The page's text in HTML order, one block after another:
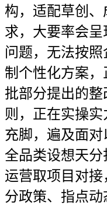
构，适配草创
求，大要率会
问题，无法按
制个性化方案
批部分提出的
则，正在实操
充脚，遍及面
全品类设想天
运营取项目对
分政策、指点